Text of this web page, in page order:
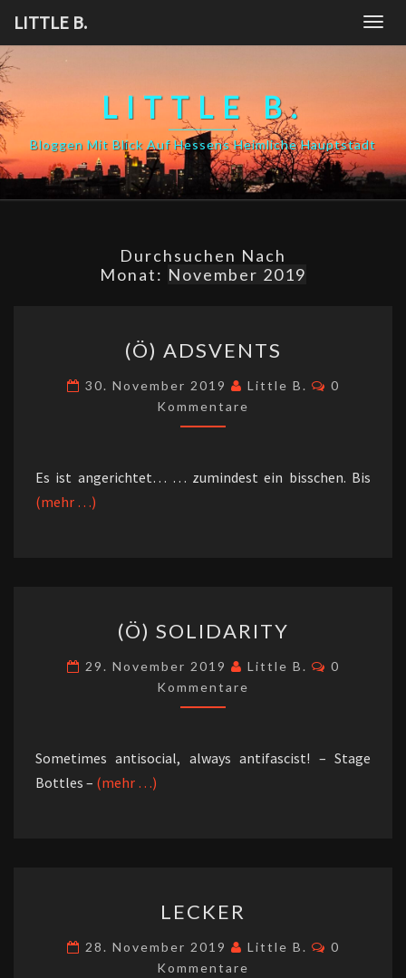
content
LITTLE B.
LITTLE B.
Bloggen Mit Blick Auf Hessens Heimliche Hauptstadt
Durchsuchen Nach
Monat: November 2019
ADSVENTS
(Ö) ADSVENTS
30. November 2019 Little B.
0
Kommentare
Es ist angerichtet… … zumindest ein bisschen. Bis
(mehr …)
SOLIDARITY
(Ö) SOLIDARITY
29. November 2019 Little B.
0
Kommentare
Sometimes antisocial, always antifascist! – Stage
Bottles – (mehr …)
LECKER
28. November 2019 Little B.
0
Kommentare